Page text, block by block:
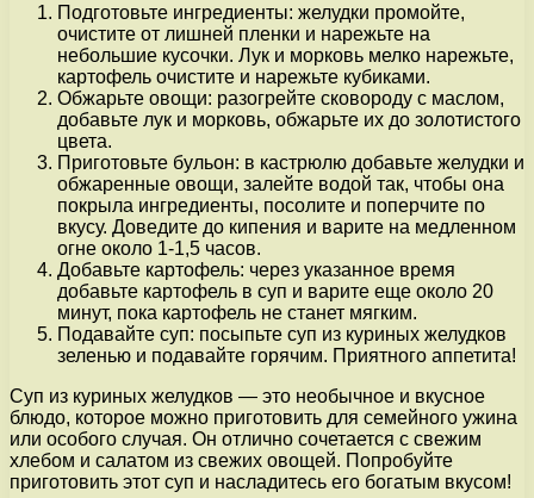
Подготовьте ингредиенты: желудки промойте,
очистите от лишней пленки и нарежьте на
небольшие кусочки. Лук и морковь мелко нарежьте,
картофель очистите и нарежьте кубиками.
Обжарьте овощи: разогрейте сковороду с маслом,
добавьте лук и морковь, обжарьте их до золотистого
цвета.
Приготовьте бульон: в кастрюлю добавьте желудки и
обжаренные овощи, залейте водой так, чтобы она
покрыла ингредиенты, посолите и поперчите по
вкусу. Доведите до кипения и варите на медленном
огне около 1-1,5 часов.
Добавьте картофель: через указанное время
добавьте картофель в суп и варите еще около 20
минут, пока картофель не станет мягким.
Подавайте суп: посыпьте суп из куриных желудков
зеленью и подавайте горячим. Приятного аппетита!
Суп из куриных желудков — это необычное и вкусное
блюдо, которое можно приготовить для семейного ужина
или особого случая. Он отлично сочетается с свежим
хлебом и салатом из свежих овощей. Попробуйте
приготовить этот суп и насладитесь его богатым вкусом!